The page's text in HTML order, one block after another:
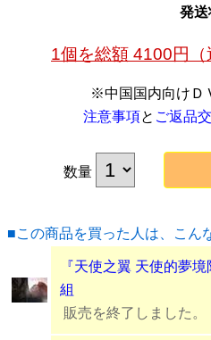
発
1個を総額 4100円
※中国国内向けＤ
注意事項と ご返品
数量
■この商品を買った人は、こん
『天使之翼 天使的夢
組
販売を終了しました。